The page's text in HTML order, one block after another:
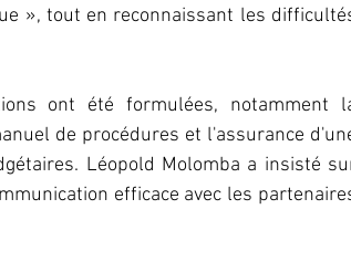
», tout en reconnaissant les
ont été formulées, notamment
de procédures et l'assurance
Léopold Molomba a insisté
efficace avec les